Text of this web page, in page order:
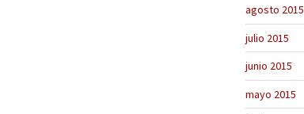
agosto 2015
julio 2015
junio 2015
mayo 2015